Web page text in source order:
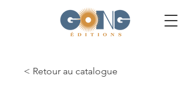
< Retour au catalogue